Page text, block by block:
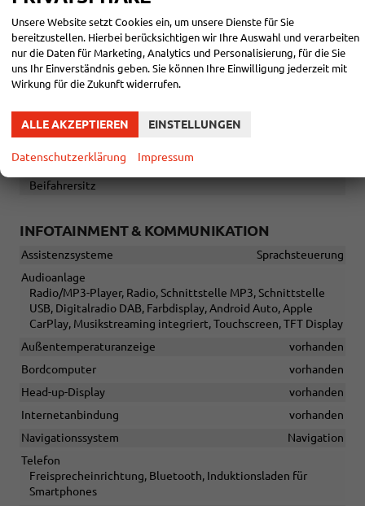
Sitze
Isofix (Kindersitzbefestigung), Sitzbank hinten verschiebbar,
Rücksitzbank hinten geteilt, Sitzheizung, Sportsitze, Isofix
Beifahrersitz
Sitze: Verstellbarkeit
Elektrisch verstellbare Fahrer- und Beifahrersitze,
Memorypaket, Memorypaket vorne links, elektr.
Beifahrersitz
INFOTAINMENT & KOMMUNIKATION
Assistenzsysteme
Sprachsteuerung
Audioanlage
Radio/MP3-Player, Radio, Schnittstelle MP3, Schnittstelle
USB, Digitalradio DAB, Farbdisplay, Android Auto, Apple
CarPlay, Musikstreaming integriert, Touchscreen, TFT Display
Außentemperaturanzeige
vorhanden
Bordcomputer
vorhanden
Head-up-Display
vorhanden
Internetanbindung
vorhanden
Navigationssystem
Navigation
Telefon
Freisprecheinrichtung, Bluetooth, Induktionsladen für
Smartphones
Unsere Website setzt Cookies ein, um unsere Dienste für Sie
bereitzustellen. Hierbei berücksichtigen wir Ihre Auswahl und verarbeiten
nur die Daten für Marketing, Analytics und Personalisierung, für die Sie
uns Ihr Einverständnis geben. Sie können Ihre Einwilligung jederzeit mit
Wirkung für die Zukunft widerrufen.
ALLE AKZEPTIEREN EINSTELLUNGEN
Datenschutzerklärung Impressum